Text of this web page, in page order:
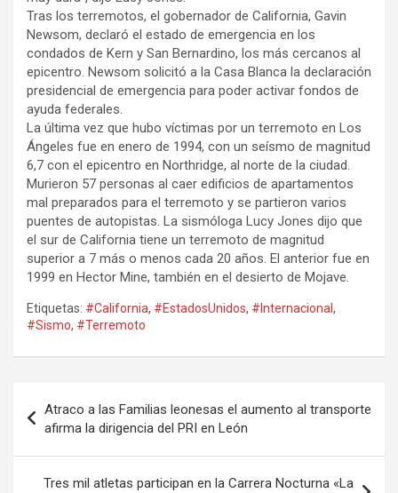
Tras los terremotos, el gobernador de California, Gavin
Newsom, declaró el estado de emergencia en los
condados de Kern y San Bernardino, los más cercanos al
epicentro. Newsom solicitó a la Casa Blanca la declaración
presidencial de emergencia para poder activar fondos de
ayuda federales.
La última vez que hubo víctimas por un terremoto en Los
Ángeles fue en enero de 1994, con un seísmo de magnitud
6,7 con el epicentro en Northridge, al norte de la ciudad.
Murieron 57 personas al caer edificios de apartamentos
mal preparados para el terremoto y se partieron varios
puentes de autopistas. La sismóloga Lucy Jones dijo que
el sur de California tiene un terremoto de magnitud
superior a 7 más o menos cada 20 años. El anterior fue en
1999 en Hector Mine, también en el desierto de Mojave.
Etiquetas: #California, #EstadosUnidos, #Internacional,
#Sismo, #Terremoto
de
entradas
Atraco a las Familias leonesas el aumento al transporte
afirma la dirigencia del PRI en León
Tres mil atletas participan en la Carrera Nocturna «La